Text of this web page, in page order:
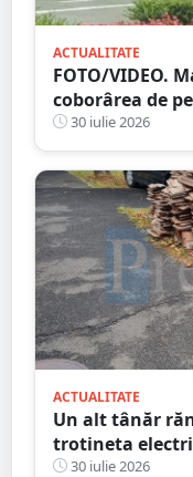
ACTUALITATE
FOTO/VIDEO.
coborârea de
municipiul Satu
30 iulie 2026
ACTUALITATE
Un alt tânăr
trotineta
30 iulie 2026